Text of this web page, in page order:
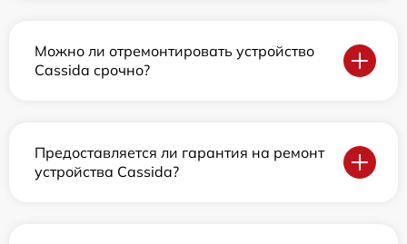
Можно ли отремонтировать устройство
Cassida срочно?
Предоставляется ли гарантия на ремонт
устройства Cassida?